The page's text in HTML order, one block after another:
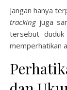
Jangan hanya
trackingjuga
tersebut
memperhatikan